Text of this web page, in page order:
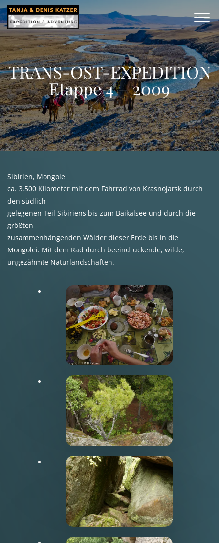
TRANS-OST-EXPEDITION
Etappe 4 – 2009
Sibirien, Mongolei
ca. 3.500 Kilometer mit dem Fahrrad von Krasnojarsk durch
den südlich
gelegenen Teil Sibiriens bis zum Baikalsee und durch die
größten
zusammenhängenden Wälder dieser Erde bis in die
Mongolei. Mit dem Rad durch beeindruckende, wilde,
ungezähmte Naturlandschaften.